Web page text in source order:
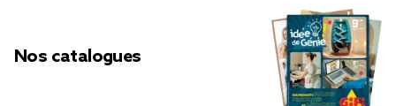
Nos catalogues